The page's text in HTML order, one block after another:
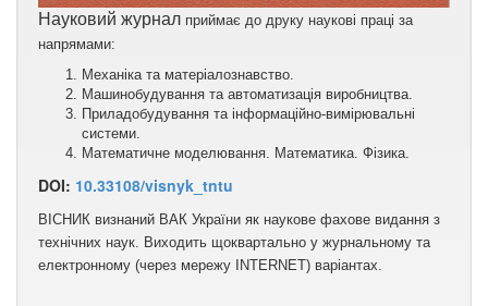
Науковий журнал приймає до друку наукові праці за
напрямами:
Механіка та матеріалознавство.
Машинобудування та автоматизація виробництва.
Приладобудування та інформаційно-вимірювальні
системи.
Математичне моделювання. Математика. Фізика.
DOI: 10.33108/visnyk_tntu
ВІСНИК визнаний ВАК України як наукове фахове видання з
технічних наук. Виходить щоквартально у журнальному та
електронному (через мережу ІNТЕRNЕТ) варіантах.